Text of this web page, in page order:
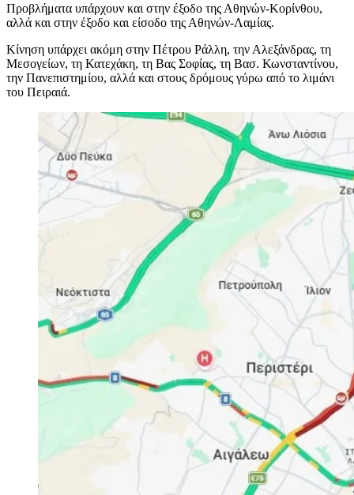
Προβλήματα υπάρχουν και στην έξοδο της Αθηνών-Κορίνθου,
αλλά και στην έξοδο και είσοδο της Αθηνών-Λαμίας.
Κίνηση υπάρχει ακόμη στην Πέτρου Ράλλη, την Αλεξάνδρας, τη
Μεσογείων, τη Κατεχάκη, τη Βας Σοφίας, τη Βασ. Κωνσταντίνου,
την Πανεπιστημίου, αλλά και στους δρόμους γύρω από το λιμάνι
του Πειραιά.